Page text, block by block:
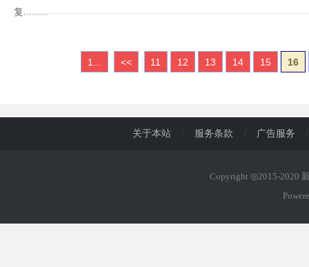
复.........
1... << 11 12 13 14 15 16
关于本站 / 服务条款 / 广告服务 /
Copyright ◎2015-2020